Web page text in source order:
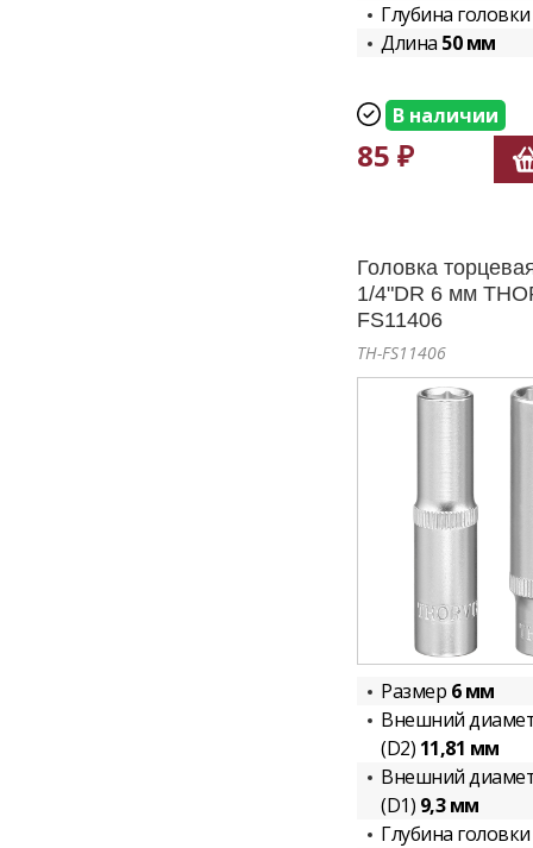
Глубина головки
Длина 50 мм
В наличии
85 ₽
Головка
1/4"DR 6 мм
FS11406
TH-FS11406
Размер 6 мм
Внешний
(D2) 11,81 мм
Внешний
(D1) 9,3 мм
Глубина головки